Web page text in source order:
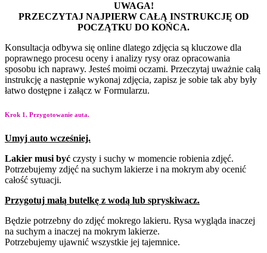
UWAGA!
PRZECZYTAJ NAJPIERW CAŁĄ INSTRUKCJĘ OD
POCZĄTKU DO KOŃCA.
Konsultacja odbywa się online dlatego zdjęcia są kluczowe dla
poprawnego procesu oceny i analizy rysy oraz opracowania
sposobu ich naprawy. Jesteś moimi oczami. Przeczytaj uważnie całą
instrukcję a następnie wykonaj zdjęcia, zapisz je sobie tak aby były
łatwo dostępne i załącz w Formularzu.
Krok 1. Przygotowanie auta.
Umyj auto wcześniej.
Lakier musi być czysty i suchy w momencie robienia zdjęć.
Potrzebujemy zdjęć na suchym lakierze i na mokrym aby ocenić
całość sytuacji.
Przygotuj małą butelkę z wodą lub spryskiwacz.
Będzie potrzebny do zdjęć mokrego lakieru. Rysa wygląda inaczej
na suchym a inaczej na mokrym lakierze.
Potrzebujemy ujawnić wszystkie jej tajemnice.